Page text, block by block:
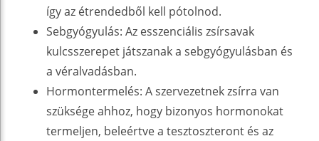
így az étrendedből kell pótolnod.
Sebgyógyulás: Az esszenciális zsírsavak
kulcsszerepet játszanak a sebgyógyulásban és
a véralvadásban.
Hormontermelés: A szervezetnek zsírra van
szüksége ahhoz, hogy bizonyos hormonokat
termeljen, beleértve a tesztoszteront és az